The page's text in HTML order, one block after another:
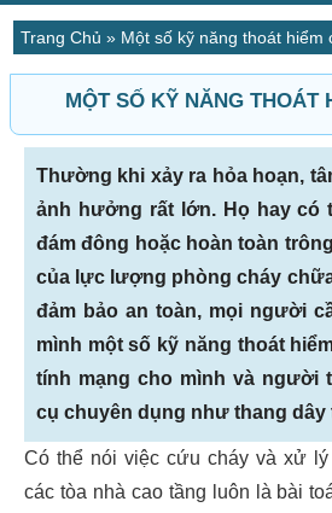
Trang Chủ » Một số kỹ năng thoát hiểm
MỘT SỐ KỸ NĂNG THOÁT
Thường khi xảy ra hỏa hoạn,
ảnh hưởng rất lớn. Họ hay có
đám đông hoặc hoàn toàn
của lực lượng phòng cháy
đảm bảo an toàn, mọi người
mình một số kỹ năng thoát
tính mạng cho mình và người
cụ chuyên dụng như thang
Có thể nói việc cứu cháy và xử
các tòa nhà cao tầng luôn là bài